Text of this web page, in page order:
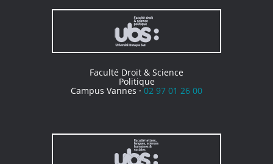
Faculté Droit & Science
Politique
Campus Vannes ·02 97 01 26 00